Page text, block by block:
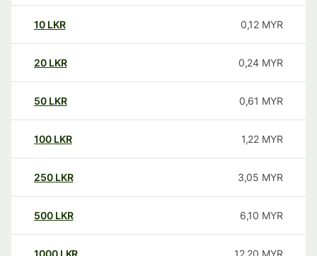
10 LKR 0,12 MYR
20 LKR 0,24 MYR
50 LKR 0,61 MYR
100 LKR 1,22 MYR
250 LKR 3,05 MYR
500 LKR 6,10 MYR